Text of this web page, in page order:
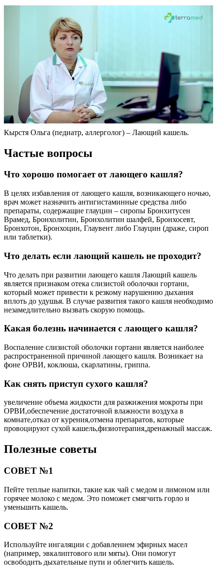
Кырстя Ольга (педиатр, аллерголог) – Лающий кашель.
Частые вопросы
Что хорошо помогает от лающего кашля?
В целях избавления от лающего кашля, возникающего ночью,
врач может назначить антигистаминные средства либо
препараты, содержащие глауцин – сиропы Бронхитусен
Врамед, Бронхолитин, Бронхолитин шалфей, Бронхосевт,
Бронхотон, Бронхоцин, Глаувент либо Глауцин (драже, сироп
или таблетки).
Что делать если лающий кашель не проходит?
Что делать при развитии лающего кашля Лающий кашель
является признаком отека слизистой оболочки гортани,
который может привести к резкому нарушению дыхания
вплоть до удушья. В случае развития такого кашля необходимо
незамедлительно вызвать скорую помощь.
Какая болезнь начинается с лающего кашля?
Воспаление слизистой оболочки гортани является наиболее
распространенной причиной лающего кашля. Возникает на
фоне ОРВИ, коклюша, скарлатины, гриппа.
Как снять приступ сухого кашля?
увеличение объема жидкости для разжижения мокроты при
ОРВИ,обеспечение достаточной влажности воздуха в
комнате,отказ от курения,отмена препаратов, которые
провоцируют сухой кашель,физиотерапия,дренажный массаж.
Полезные советы
СОВЕТ №1
Пейте теплые напитки, такие как чай с медом и лимоном или
горячее молоко с медом. Это поможет смягчить горло и
уменьшить кашель.
СОВЕТ №2
Используйте ингаляции с добавлением эфирных масел
(например, эвкалиптового или мяты). Они помогут
освободить дыхательные пути и облегчить кашель.